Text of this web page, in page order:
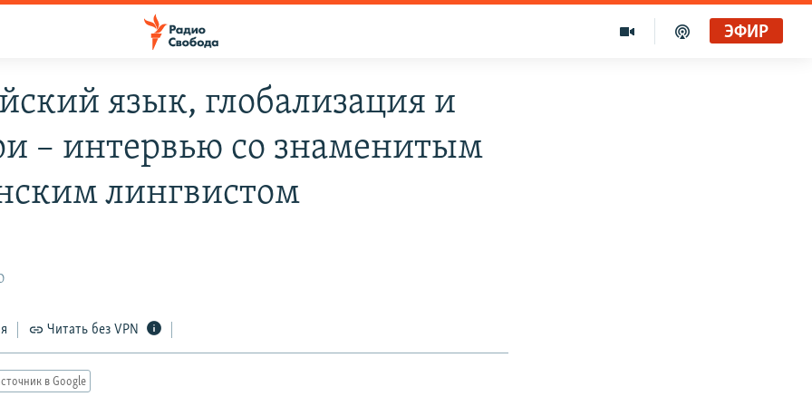
ЭФИР
язык, глобализация и
– интервью со знаменитым
лингвистом
Читать без VPN
в Google